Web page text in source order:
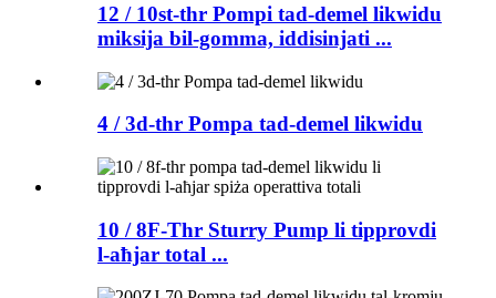
12 / 10st-thr Pompi tad-demel likwidu
miksija bil-gomma, iddisinjati ...
4 / 3d-thr Pompa tad-demel likwidu
10 / 8F-Thr Sturry Pump li tipprovdi
l-aħjar total ...